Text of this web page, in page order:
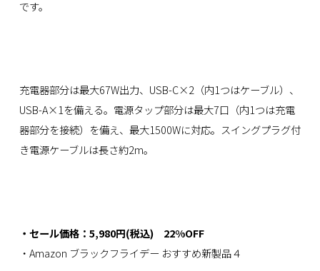
です。
充電器部分は最大67W出力、USB-C×2（内1つはケーブル）、
USB-A×1を備える。電源タップ部分は最大7口（内1つは充電
器部分を接続）を備え、最大1500Wに対応。スイングプラグ付
き電源ケーブルは長さ約2m。
・セール価格：5,980円(税込) 22%OFF
・Amazon ブラックフライデー おすすめ新製品４